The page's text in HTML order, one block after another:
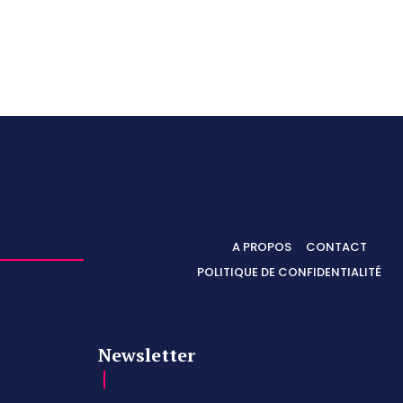
A PROPOS
CONTACT
POLITIQUE DE CONFIDENTIALITÉ
Newsletter